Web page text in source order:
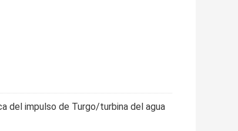
del impulso de Turgo/turbina del agua